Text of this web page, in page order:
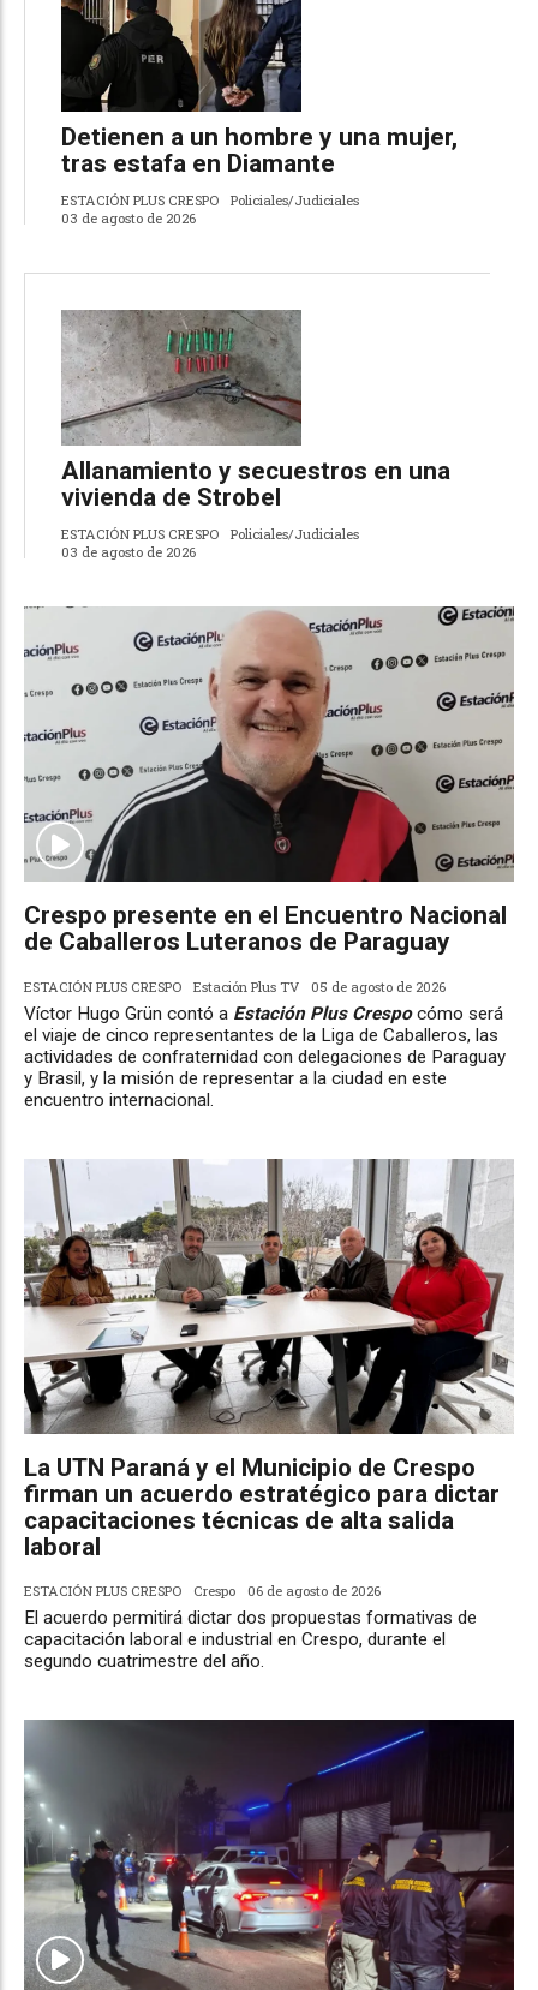
Detienen a un hombre y una mujer,
tras estafa en Diamante
ESTACIÓN PLUS CRESPO
Policiales/Judiciales
03 de agosto de 2026
Allanamiento y secuestros en una
vivienda de Strobel
ESTACIÓN PLUS CRESPO
Policiales/Judiciales
03 de agosto de 2026
Crespo presente en el Encuentro Nacional
de Caballeros Luteranos de Paraguay
ESTACIÓN PLUS CRESPO Estación Plus TV 05 de agosto de 2026
Víctor Hugo Grün contó a Estación Plus Crespocómo será
el viaje de cinco representantes de la Liga de Caballeros, las
actividades de confraternidad con delegaciones de Paraguay
y Brasil, y la misión de representar a la ciudad en este
encuentro internacional.
La UTN Paraná y el Municipio de Crespo
firman un acuerdo estratégico para dictar
capacitaciones técnicas de alta salida
laboral
ESTACIÓN PLUS CRESPO Crespo 06 de agosto de 2026
El acuerdo permitirá dictar dos propuestas formativas de
capacitación laboral e industrial en Crespo, durante el
segundo cuatrimestre del año.